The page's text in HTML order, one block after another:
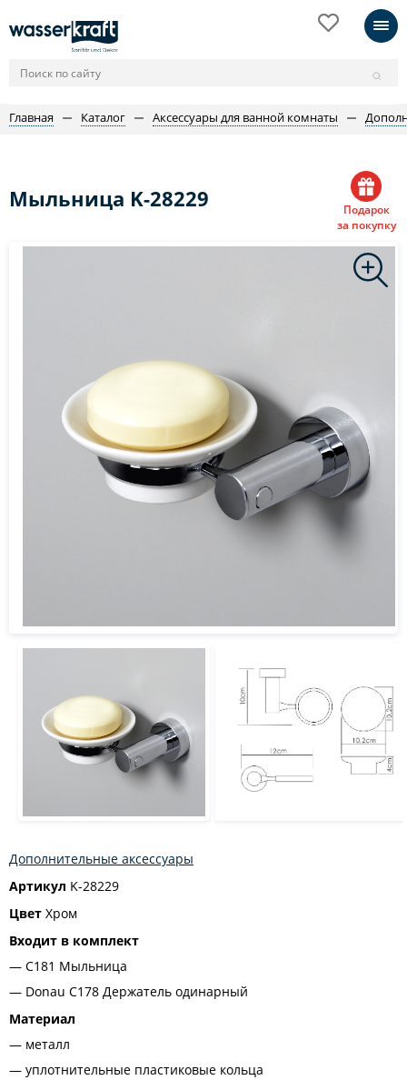
Главная Каталог Аксессуары для ванной комнаты
Мыльница K-28229
Подарок
за покупку
Дополнительные аксессуары
Артикул K-28229
Цвет Хром
Входит в комплект
C181 Мыльница
Donau C178 Держатель одинарный
Материал
металл
уплотнительные пластиковые кольца